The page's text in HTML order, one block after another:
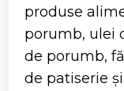
produse
porumb, ulei
de porumb,
de patiserie